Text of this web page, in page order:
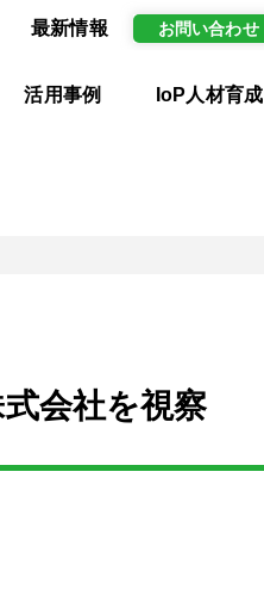
最新情報 お問い合わせ
活用事例 IoP人材育成
会社を視察